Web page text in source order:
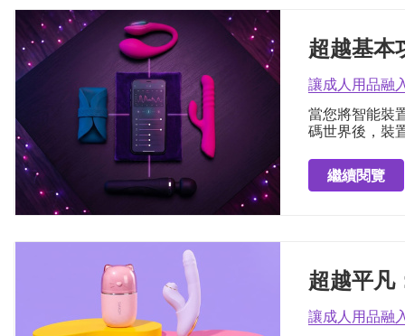
超越基本
讓成人用品融
當您將智能裝
碼世界後，裝
繼續閱覽
超越平凡
讓成人用品融